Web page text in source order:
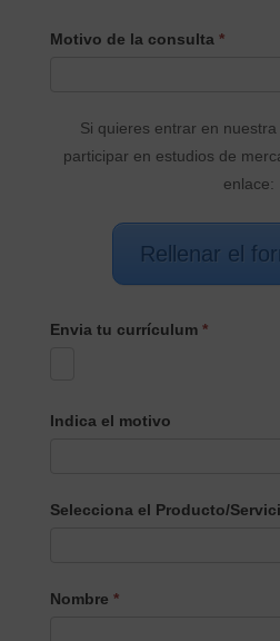
CONTACTO
Motivo de la consulta *
Si quieres entrar en
participar en estudios de
enlace:
Rellenar el
Envia tu currículum *
Indica el motivo
Selecciona el Producto/
el
Nombre *